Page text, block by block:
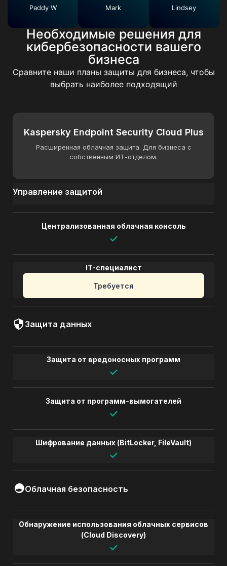
Paddy W Mark Lindsey
Необходимые решения для
кибербезопасности вашего
бизнеса
Сравните наши планы защиты для бизнеса, чтобы
выбрать наиболее подходящий
Kaspersky Endpoint Security Cloud Plus
Расширенная облачная защита. Для бизнеса с
собственным ИТ-отделом.
Управление защитой
Централизованная облачная консоль
✓
IT-специалист
Требуется
Защита данных
Защита от вредоносных программ
✓
Защита от программ-вымогателей
✓
Шифрование данных (BitLocker, FileVault)
✓
Облачная безопасность
Обнаружение использования облачных сервисов
(Cloud Discovery)
✓